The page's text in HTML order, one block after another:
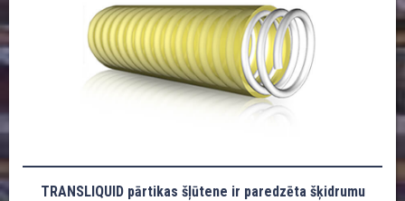
TRANSLIQUID pārtikas šļūtene ir paredzēta šķidrumu